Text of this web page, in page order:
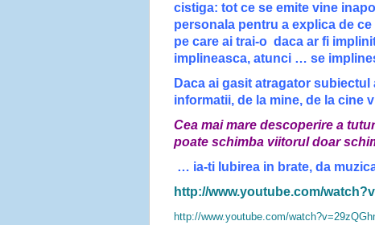
cistiga: tot ce se emite vine
personala pentru a explica de
pe care ai trai-o daca ar fi
implineasca, atunci … se
Daca ai gasit atragator
informatii, de la mine, de la cine
Cea mai mare descoperire a
poate schimba viitorul doar
… ia-ti Iubirea in brate, da
http://www.youtube.com/
http://www.youtube.com/